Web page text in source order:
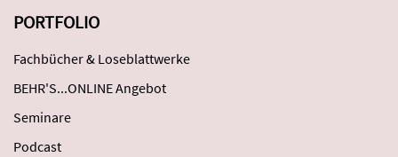
PORTFOLIO
Fachbücher & Loseblattwerke
BEHR'S...ONLINE Angebot
Seminare
Podcast